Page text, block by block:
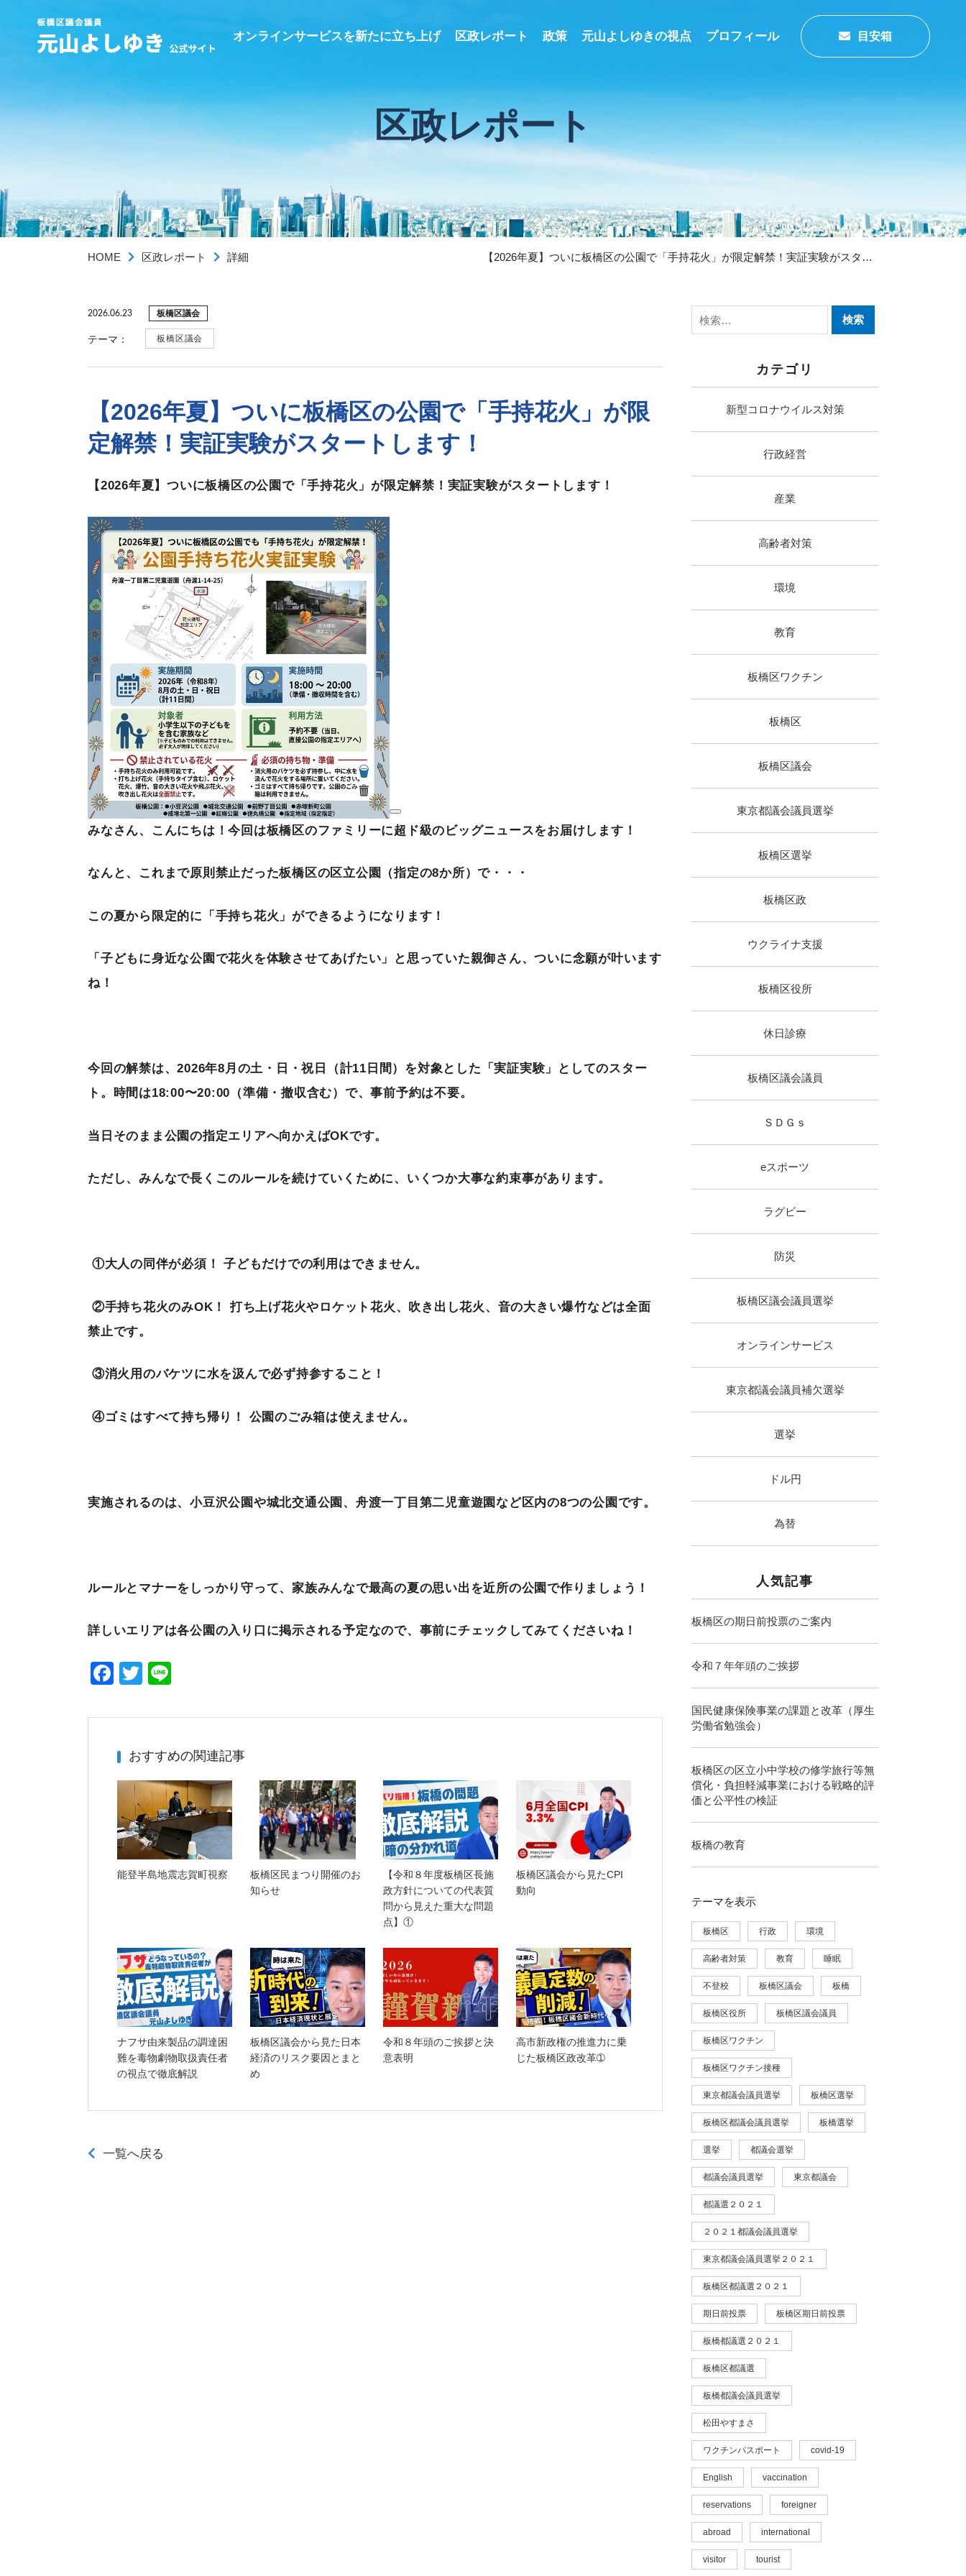
オンラインサービスを新たに立ち上げ 区政レポート 政策 元山よしゆきの視点 プロフィール 目安箱
【2026年夏】ついに板橋区の公園で「手持花火」が限定解禁！実証実験がスタートします！
区政レポート
HOME 区政レポート 詳細
2026.06.23 板橋区議会
テーマ： 板橋区議会
【2026年夏】ついに板橋区の公園で「手持花火」が限
定解禁！実証実験がスタートします！
【2026年夏】ついに板橋区の公園で「手持花火」が限定解禁！実証実験がスタートします！
みなさん、こんにちは！今回は板橋区のファミリーに超ド級のビッグニュースをお届けします！
なんと、これまで原則禁止だった板橋区の区立公園（指定の8か所）で・・・
この夏から限定的に「手持ち花火」ができるようになります！
「子どもに身近な公園で花火を体験させてあげたい」と思っていた親御さん、ついに念願が叶います
ね！
今回の解禁は、2026年8月の土・日・祝日（計11 日間）を対象とした「実証実験」としてのスター
ト。時間は18:00〜20:00 （準備・撤収含む）で、事前予約は不要。
当日そのまま公園の指定エリアへ向かえばOKです。
ただし、みんなで長くこのルールを続けていくために、いくつか大事な約束事があります。
①大人の同伴が必須！ 子どもだけでの利用はできません。
②手持ち花火のみOK ！
打ち上げ花火やロケット花火、吹き出し花火、音の大きい爆竹などは全面
禁止です。
③消火用のバケツに水を汲んで必ず持参すること！
④ゴミはすべて持ち帰り！ 公園のごみ箱は使えません。
実施されるのは、小豆沢公園や城北交通公園、舟渡一丁目第二児童遊園など区内の8つの公園です。
ルールとマナーをしっかり守って、家族みんなで最高の夏の思い出を近所の公園で作りましょう！
詳しいエリアは各公園の入り口に掲示される予定なので、事前にチェックしてみてくださいね！
F
c
b
o
o
k
T
tt e
おすすめの関連記事
能登半島地震志賀町視察
板橋区民まつり開催のお
知らせ
【令和８年度板橋区長施
政方針についての代表質
問から見えた重大な問題
点】①
板橋区議会から見たCPI
動向
ナフサ由来製品の調達困
難を毒物劇物取扱責任者
の視点で徹底解説
板橋区議会から見た日本
経済のリスク要因とまと
め
令和８年頭のご挨拶と決
意表明
高市新政権の推進力に乗
じた板橋区政改革➀
一覧へ戻る
カテゴリ
新型コロナウイルス対策
行政経営
産業
高齢者対策
環境
教育
板橋区ワクチン
板橋区
板橋区議会
東京都議会議員選挙
板橋区選挙
板橋区政
ウクライナ支援
板橋区役所
休日診療
板橋区議会議員
ＳＤＧｓ
eスポーツ
ラグビー
防災
板橋区議会議員選挙
オンラインサービス
東京都議会議員補欠選挙
選挙
ドル円
為替
人気記事
板橋区の期日前投票のご案内
令和７年年頭のご挨拶
国民健康保険事業の課題と改革（厚生
労働省勉強会）
板橋区の区立小中学校の修学旅行等無
償化・負担軽減事業における戦略的評
価と公平性の検証
板橋の教育
テーマを表示
板橋区 行政 環境
高齢者対策 教育 睡眠
不登校 板橋区議会 板橋
板橋区役所 板橋区議会議員
板橋区ワクチン
板橋区ワクチン接種
東京都議会議員選挙 板橋区選挙
板橋区都議会議員選挙 板橋選挙
選挙 都議会選挙
都議会議員選挙 東京都議会
都議選２０２１
２０２１都議会議員選挙
東京都議会議員選挙２０２１
板橋区都議選２０２１
期日前投票 板橋区期日前投票
板橋都議選２０２１
板橋区都議選
板橋都議会議員選挙
松田やすまさ
ワクチンパスポート covid-19
English vaccination
reservations foreigner
abroad international
visitor tourist